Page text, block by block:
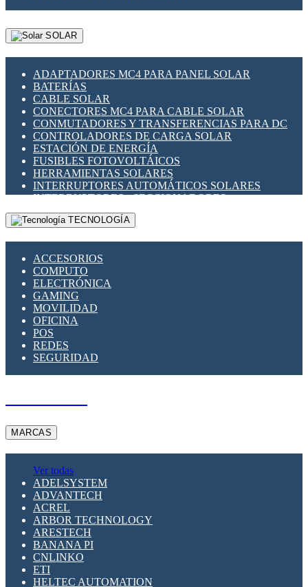
SOLAR
ADAPTADORES MC4 PARA PANEL SOLAR
BATERÍAS
CABLE SOLAR
CONECTORES MC4 PARA CABLE SOLAR
CONMUTADORES Y TRANSFERENCIAS PARA DC
CONTROLADORES DE CARGA SOLAR
ESTACIÓN DE ENERGÍA
FUSIBLES FOTOVOLTÁICOS
HERRAMIENTAS SOLARES
INTERRUPTORES AUTOMÁTICOS SOLARES
INTERRUPTORES - SECCIONADORES
FOTOVOLTÁICOS
MONTAJE PANEL SOLAR
SUPRESOR DE TRANSIENTES SPDS PARA
APLICACIONES FOTOVOLTAICAS
TECNOLOGÍA
ACCESORIOS
COMPUTO
ELECTRÓNICA
GAMING
MOVILIDAD
OFICINA
POS
REDES
SEGURIDAD
MARCAS
Ver todas
ADELSYSTEM
ADVANTECH
ACREL
ARBOR TECHNOLOGY
ARESTECH
BANANA PI
CNLINKO
ETI
HELTEC AUTOMATION